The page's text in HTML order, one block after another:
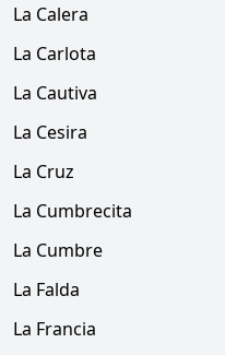
La Calera
La Carlota
La Cautiva
La Cesira
La Cruz
La Cumbrecita
La Cumbre
La Falda
La Francia